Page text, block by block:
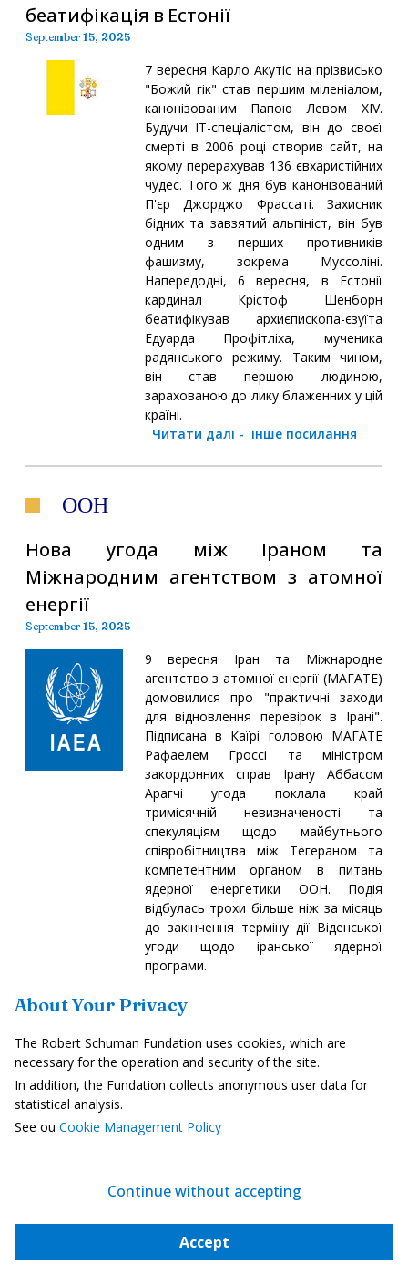
About Your Privacy
The Robert Schuman Fundation uses cookies, which are
necessary for the operation and security of the site.
In addition, the Fundation collects anonymous user data for
statistical analysis.
See ou Cookie Management Policy
Continue without accepting
Accept
беатифікація в Естонії
September 15, 2025
7 вересня Карло Акутіс на прізвисько
"Божий гік" став першим міленіалом,
канонізованим Папою Левом XIV.
Будучи IT-спеціалістом, він до своєї
смерті в 2006 році створив сайт, на
якому перерахував 136 євхаристійних
чудес. Того ж дня був канонізований
П'єр Джорджо Фрассаті. Захисник
бідних та завзятий альпініст, він був
одним з перших противників
фашизму, зокрема Муссоліні.
Напередодні, 6 вересня, в Естонії
кардинал Крістоф Шенборн
беатифікував архиєпископа-єзуїта
Едуарда Профітліха, мученика
радянського режиму. Таким чином,
він став першою людиною,
зарахованою до лику блаженних у цій
країні.
Читати далі - інше посилання
ООН
Нова угода між Іраном та
Міжнародним агентством з атомної
енергії
September 15, 2025
9 вересня Іран та Міжнародне
агентство з атомної енергії (МАГАТЕ)
домовилися про "практичні заходи
для відновлення перевірок в Ірані".
Підписана в Каїрі головою МАГАТЕ
Рафаелем Гроссі та міністром
закордонних справ Ірану Аббасом
Арагчі угода поклала край
тримісячній невизначеності та
спекуляціям щодо майбутнього
співробітництва між Тегераном та
компетентним органом в питань
ядерної енергетики ООН. Подія
відбулась трохи більше ніж за місяць
до закінчення терміну дії Віденської
угоди щодо іранської ядерної
програми.
НАТО
У відповідь на порушення
російськими безпілотниками
розпочинає операцію "Східний
10 вересня польські військово-